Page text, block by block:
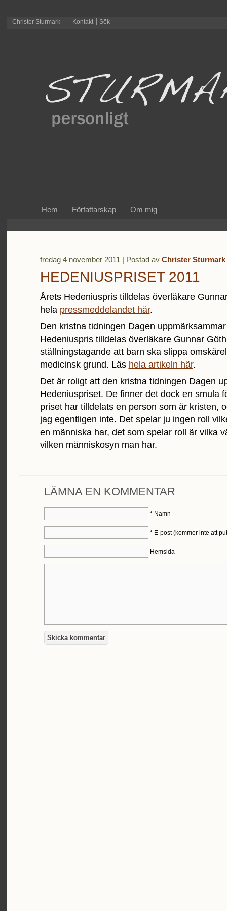
Christer Sturmark Kontakt| Sök
Hem Författarskap Om mig
fredag 4 november 2011 | Postad av Christer Sturmark
HEDENIUSPRISET 2011
Årets Hedeniuspris tilldelas överläkare
hela pressmeddelandet här.
Den kristna tidningen Dagen
Hedeniuspris tilldelas överläkare Gunnar
ställningstagande att barn ska slippa
medicinsk grund. Läs hela artikeln här.
Det är roligt att den kristna tidningen Dagen
Hedeniuspriset. De finner det dock en smula
priset har tilldelats en person som är kristen,
jag egentligen inte. Det spelar ju ingen roll
en människa har, det som spelar roll är vilka
vilken människosyn man har.
LÄMNA EN KOMMENTAR
*Namn
*E-post (kommer inte att
Hemsida